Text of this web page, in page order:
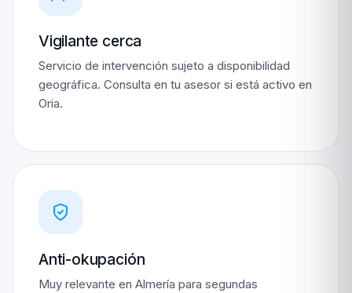
Vigilante cerca
Servicio de intervención sujeto a disponibilidad
geográfica. Consulta en tu asesor si está activo en
Oria.
Anti-okupación
Muy relevante en Almería para segundas